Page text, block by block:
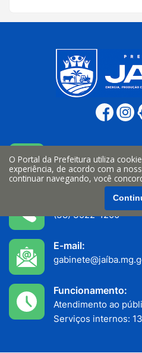
Av. João Teixeira
Jaiba/MG - CEP:
(38) 3522-1200
E-mail:
Funcionamento:
Atendimento ao
Serviços internos:
O Portal da Prefeitura utiliza
experiência, de acordo com a
continuar navegando, você